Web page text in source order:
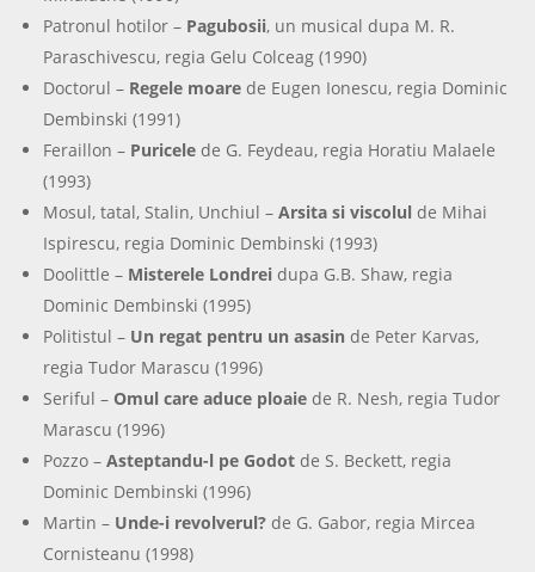
Patronul hotilor – Pagubosii, un musical dupa M. R.
Paraschivescu, regia Gelu Colceag (1990)
Doctorul – Regele moare de Eugen Ionescu, regia Dominic
Dembinski (1991)
Feraillon – Puricele de G. Feydeau, regia Horatiu Malaele
(1993)
Mosul, tatal, Stalin, Unchiul –Arsita si viscolul de Mihai
Ispirescu, regia Dominic Dembinski (1993)
Doolittle – Misterele Londrei dupa G.B. Shaw, regia
Dominic Dembinski (1995)
Politistul – Un regat pentru un asasin de Peter Karvas,
regia Tudor Marascu (1996)
Seriful – Omul care aduce ploaie de R. Nesh, regia Tudor
Marascu (1996)
Pozzo –Asteptandu-l pe Godot de S. Beckett, regia
Dominic Dembinski (1996)
Martin – Unde-i revolverul? de G. Gabor, regia Mircea
Cornisteanu (1998)